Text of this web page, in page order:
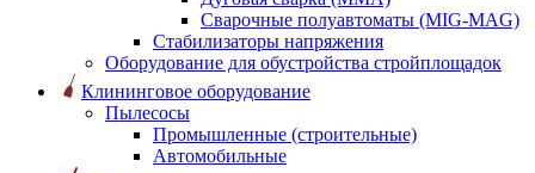
Сварочные полуавтоматы (MIG-MAG)
Стабилизаторы напряжения
Оборудование для обустройства стройплощадок
Клининговое оборудование
Пылесосы
Промышленные (строительные)
Автомобильные